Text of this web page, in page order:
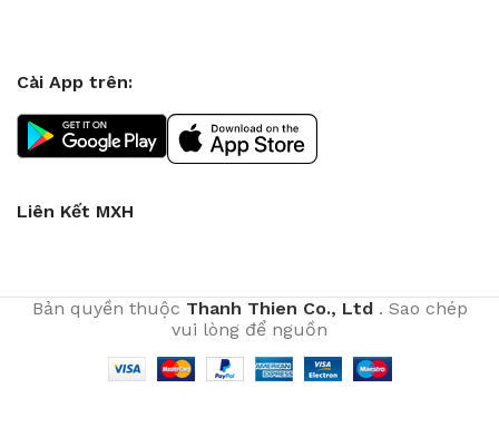
Cài App trên:
Liên Kết MXH
Bản quyền thuộc Thanh Thien Co., Ltd. Sao chép
vui lòng để nguồn